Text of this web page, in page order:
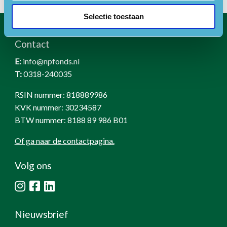
Selectie toestaan
Contact
E:info@npfonds.nl
T:0318-240035
RSIN nummer: 818889986
KVK nummer: 30234587
BTW nummer: 8188 89 986 B01
Of ga naar de contactpagina.
Volg ons
Nieuwsbrief